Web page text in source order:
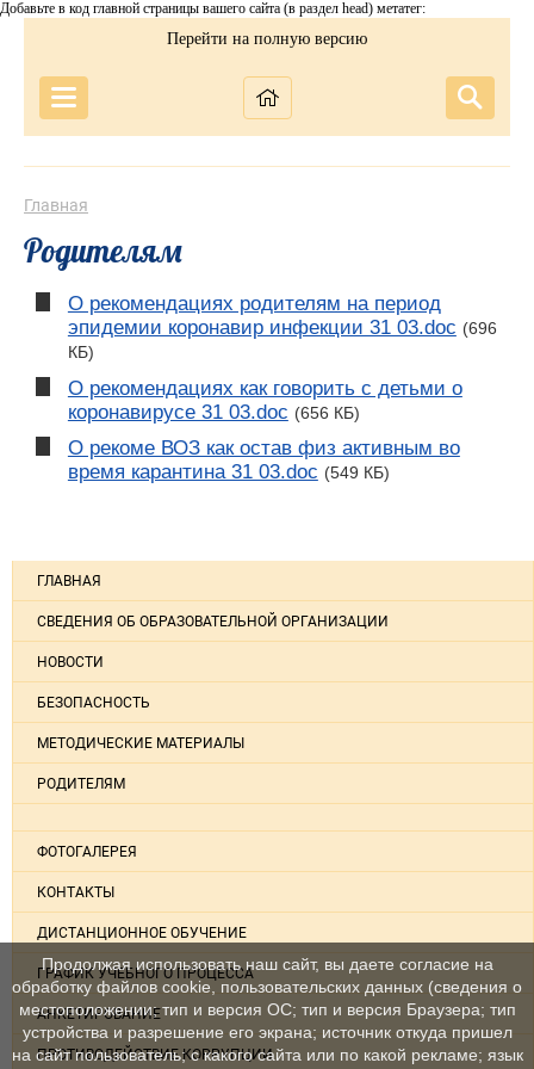
Добавьте в код главной страницы вашего сайта (в раздел head) метатег:
Перейти на полную версию
Главная
Родителям
О рекомендациях родителям на период
эпидемии коронавир инфекции 31 03.doc (696
КБ)
О рекомендациях как говорить с детьми о
коронавирусе 31 03.doc (656 КБ)
О рекоме ВОЗ как остав физ активным во
время карантина 31 03.doc (549 КБ)
ГЛАВНАЯ
СВЕДЕНИЯ ОБ ОБРАЗОВАТЕЛЬНОЙ ОРГАНИЗАЦИИ
НОВОСТИ
БЕЗОПАСНОСТЬ
МЕТОДИЧЕСКИЕ МАТЕРИАЛЫ
РОДИТЕЛЯМ
ФОТОГАЛЕРЕЯ
КОНТАКТЫ
ДИСТАНЦИОННОЕ ОБУЧЕНИЕ
ГРАФИК УЧЕБНОГО ПРОЦЕССА
АНКЕТИРОВАНИЕ
ПРОТИВОДЕЙСТВИЕ КОРРУПЦИИ
Продолжая использовать наш сайт, вы даете согласие на
обработку файлов cookie, пользовательских данных (сведения о
местоположении; тип и версия ОС; тип и версия Браузера; тип
устройства и разрешение его экрана; источник откуда пришел
на сайт пользователь; с какого сайта или по какой рекламе; язык